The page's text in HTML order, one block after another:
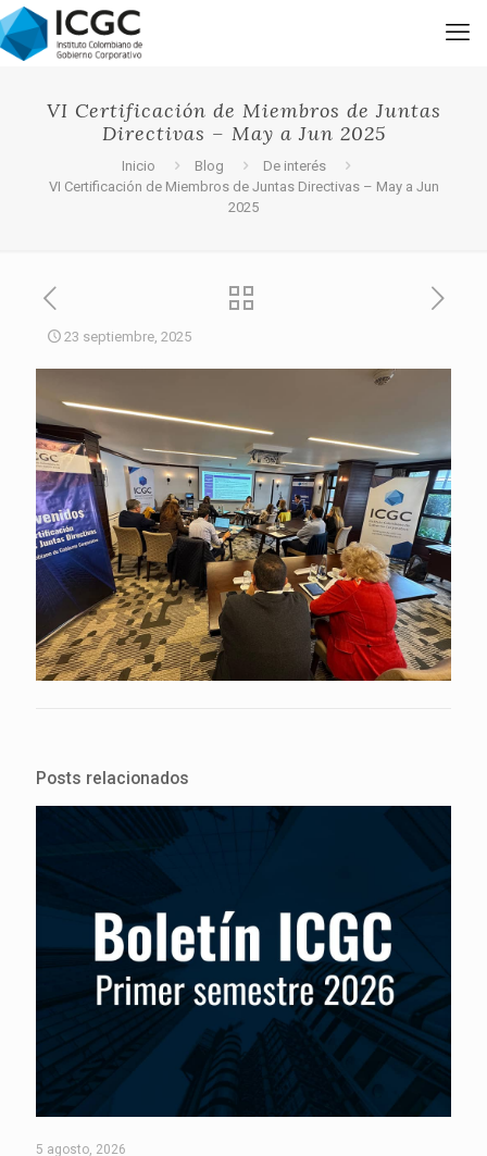
VI Certificación de Miembros de Juntas
Directivas – May a Jun 2025
Inicio Blog
De interés
VI Certificación de Miembros de Juntas Directivas – May a Jun
2025
23 septiembre, 2025
Posts relacionados
5 agosto, 2026